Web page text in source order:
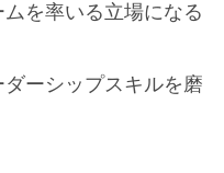
を率いる立場になる
ーシップスキルを磨